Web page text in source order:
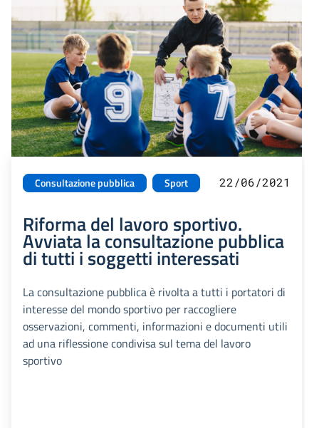
Consultazione pubblica Sport 22/06/2021
Riforma del lavoro sportivo.
Avviata la consultazione pubblica
di tutti i soggetti interessati
La consultazione pubblica è rivolta a tutti i portatori di
interesse del mondo sportivo per raccogliere
osservazioni, commenti, informazioni e documenti utili
ad una riflessione condivisa sul tema del lavoro
sportivo